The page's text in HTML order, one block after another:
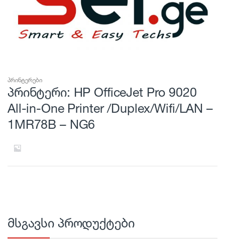
პრინტერები
პრინტერი: HP OfficeJet Pro 9020
All-in-One Printer /Duplex/Wifi/LAN –
1MR78B – NG6
მსგავსი პროდუქტები